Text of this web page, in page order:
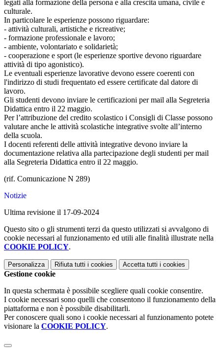
legati alla formazione della persona e alla crescita umana, civile e
culturale.
In particolare le esperienze possono riguardare:
- attività culturali, artistiche e ricreative;
- formazione professionale e lavoro;
- ambiente, volontariato e solidarietà;
- cooperazione e sport (le esperienze sportive devono riguardare
attività di tipo agonistico).
Le eventuali esperienze lavorative devono essere coerenti con
l'indirizzo di studi frequentato ed essere certificate dal datore di
lavoro.
Gli studenti devono inviare le certificazioni per mail alla Segreteria
Didattica entro il 22 maggio.
Per l’attribuzione del credito scolastico i Consigli di Classe possono
valutare anche le attività scolastiche integrative svolte all’interno
della scuola.
I docenti referenti delle attività integrative devono inviare la
documentazione relativa alla partecipazione degli studenti per mail
alla Segreteria Didattica entro il 22 maggio.
(rif. Comunicazione N 289)
Notizie
Ultima revisione il 17-09-2024
Questo sito o gli strumenti terzi da questo utilizzati si avvalgono di
cookie necessari al funzionamento ed utili alle finalità illustrate nella
COOKIE POLICY.
Personalizza Rifiuta tutti i cookies Accetta tutti i cookies
Gestione cookie
In questa schermata è possibile scegliere quali cookie consentire.
I cookie necessari sono quelli che consentono il funzionamento della
piattaforma e non è possibile disabilitarli.
Per conoscere quali sono i cookie necessari al funzionamento potete
visionare la COOKIE POLICY.